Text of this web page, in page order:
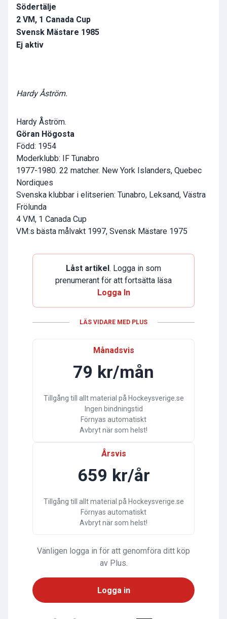
Södertälje
2 VM, 1 Canada Cup
Svensk Mästare 1985
Ej aktiv
Hardy Åström.
Hardy Åström.
Göran Högosta
Född: 1954
Moderklubb: IF Tunabro
1977-1980. 22 matcher. New York Islanders, Quebec
Nordiques
Svenska klubbar i elitserien: Tunabro, Leksand, Västra
Frölunda
4 VM, 1 Canada Cup
VM:s bästa målvakt 1997, Svensk Mästare 1975
Låst artikel . Logga in som
prenumerant för att fortsätta läsa
Logga In
LÄS VIDARE MED PLUS
Månadsvis
79 kr/mån
Tillgång till allt material på Hockeysverige.se
Ingen bindningstid
Förnyas automatiskt
Avbryt när som helst!
Årsvis
659 kr/år
Tillgång till allt material på Hockeysverige.se
Förnyas automatiskt
Avbryt när som helst!
Vänligen logga in för att genomföra ditt köp
av Plus.
Logga in